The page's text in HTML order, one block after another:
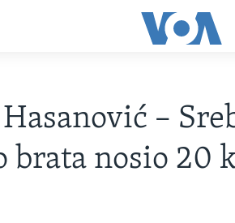
–
brata nosio 20